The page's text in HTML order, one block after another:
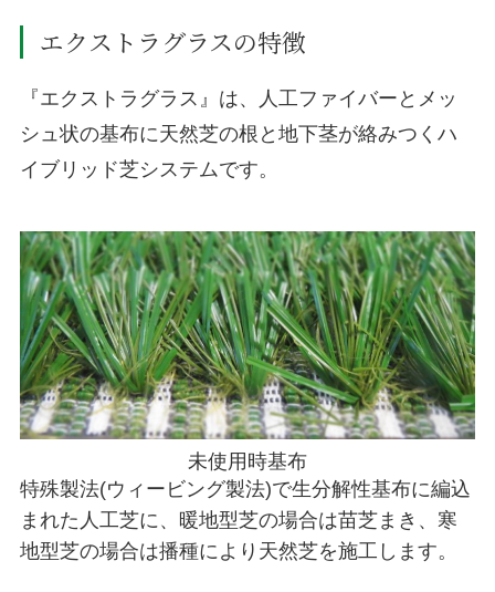
エクストラグラスの特徴
『エクストラグラス』は、人工ファイバーとメッ
シュ状の基布に天然芝の根と地下茎が絡みつくハ
イブリッド芝システムです。
未使用時基布
特殊製法(ウィービング製法)で生分解性基布に編込
まれた人工芝に、暖地型芝の場合は苗芝まき、寒
地型芝の場合は播種により天然芝を施工します。